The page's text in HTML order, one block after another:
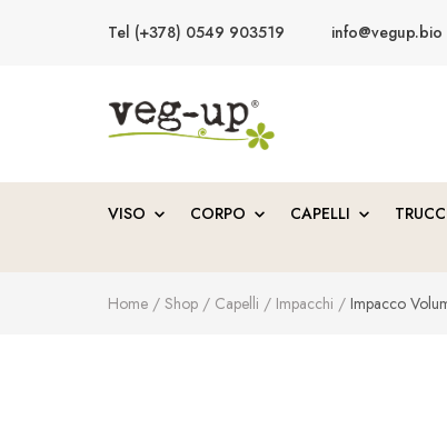
Tel (+378) 0549 903519 info@vegup.bio
VegUp.bio
VISO CORPO CAPELLI
Home / Shop / Capelli / Impacchi / Impacco